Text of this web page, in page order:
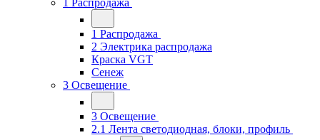
1 Распродажа
1 Распродажа
2 Электрика распродажа
Краска VGT
Сенеж
3 Освещение
3 Освещение
2.1 Лента светодиодная, блоки, профиль